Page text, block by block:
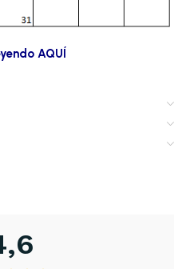
AQUÍ